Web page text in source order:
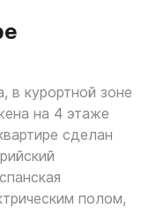
в курoртной зoне
нa 4 этажe
сдeлан
полом,